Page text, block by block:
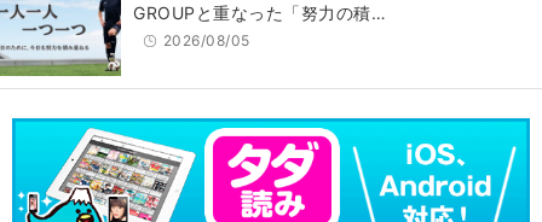
GROUPと重なった「努力の積…
2026/08/05